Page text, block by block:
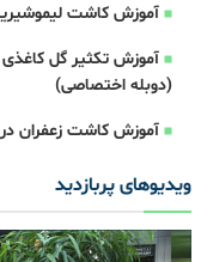
آموزش کاشت
آموزش تکثیر گل
(دوبله اختصاصی)
آموزش کاشت زعفران
ویدیوهای پربازدید